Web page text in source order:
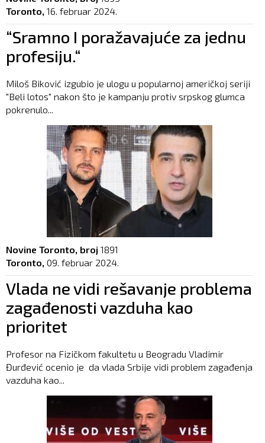
Toronto, 16. februar 2024.
“Sramno I poražavajuće za jednu
profesiju.“
Miloš Biković izgubio je ulogu u popularnoj američkoj seriji
"Beli lotos" nakon što je kampanju protiv srpskog glumca
pokrenulo...
Novine Toronto, broj 1891
Toronto, 09. februar 2024.
Vlada ne vidi rešavanje problema
zagađenosti vazduha kao
prioritet
Profesor na Fizičkom fakultetu u Beogradu Vladimir
Đurđević ocenio je da vlada Srbije vidi problem zagađenja
vazduha kao...